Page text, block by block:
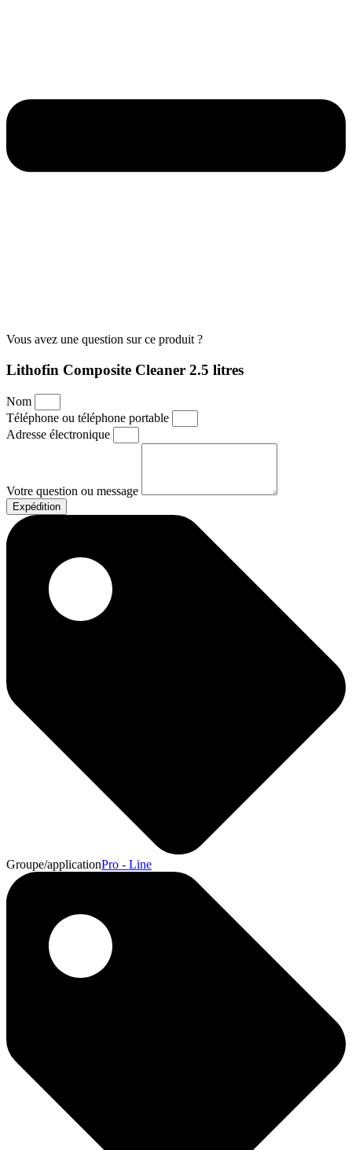
Vous avez une question sur ce produit ?
Lithofin Composite Cleaner 2.5 litres
Nom
Téléphone ou téléphone portable
Adresse électronique
Votre question ou message
Expédition
Groupe/applicationPro - Line